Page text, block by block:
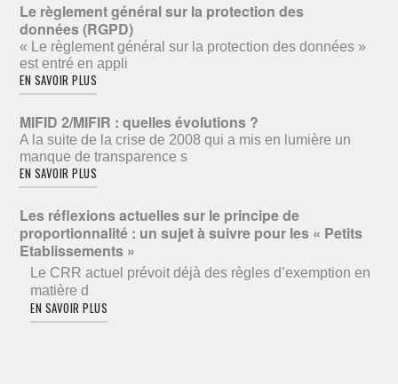
Le règlement général sur la protection des
données (RGPD)
« Le règlement général sur la protection des données »
est entré en appli
EN SAVOIR PLUS
MIFID 2/MIFIR : quelles évolutions ?
A la suite de la crise de 2008 qui a mis en lumière un
manque de transparence s
EN SAVOIR PLUS
Les réflexions actuelles sur le principe de
proportionnalité : un sujet à suivre pour les « Petits
Etablissements »
Le CRR actuel prévoit déjà des règles d’exemption en
matière d
EN SAVOIR PLUS